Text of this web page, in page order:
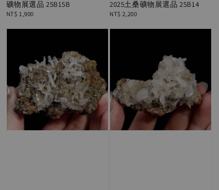
礦物展選品 25B15B
Regular
NT$ 1,900
2025土桑礦物展選品 25B14
Regular
NT$ 2,200